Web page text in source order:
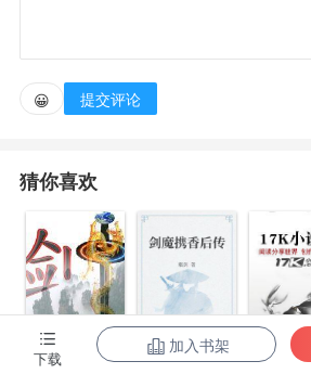
《你猜我的枪里有没有子弹》、《
仙》。
😀 提交评论
猜你喜欢
剑指魔界
剑魔携香后传
神龙诀之
下载
加入书架